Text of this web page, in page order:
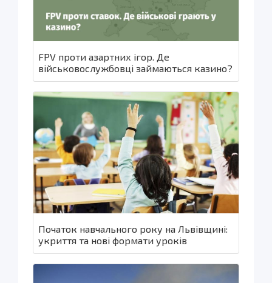
FPV проти азартних ігор. Де
військовослужбовці займаються казино?
Початок навчального року на Львівщині:
укриття та нові формати уроків